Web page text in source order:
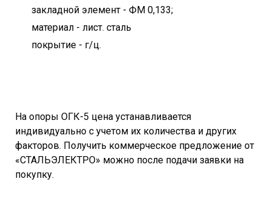
закладной элемент - ФМ 0,133;
материал - лист. сталь
покрытие - г/ц.
На опоры ОГК-5 цена устанавливается
индивидуально с учетом их количества и других
факторов. Получить коммерческое предложение от
«СТАЛЬЭЛЕКТРО» можно после подачи заявки на
покупку.